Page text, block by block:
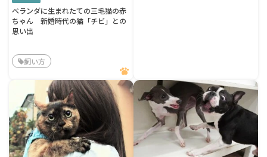
ベランダに生まれたての三毛猫の赤
ちゃん 新婚時代の猫「チビ」との
思い出
飼い方